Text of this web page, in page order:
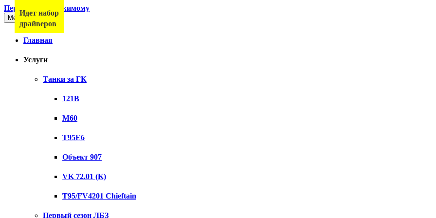
Перейти к содержимому
Меню
Главная
Услуги
Танки за ГК
121B
M60
T95E6
Объект 907
VK 72.01 (K)
T95/FV4201 Chieftain
Первый сезон ЛБЗ
Идет набор
драйверов